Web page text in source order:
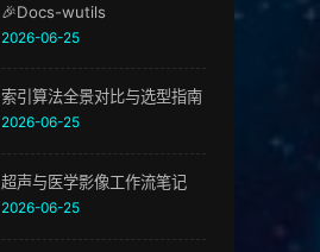
🎉Docs-wutils
2026-06-25
索引算法全景对比与选型指南
2026-06-25
超声与医学影像工作流笔记
2026-06-25